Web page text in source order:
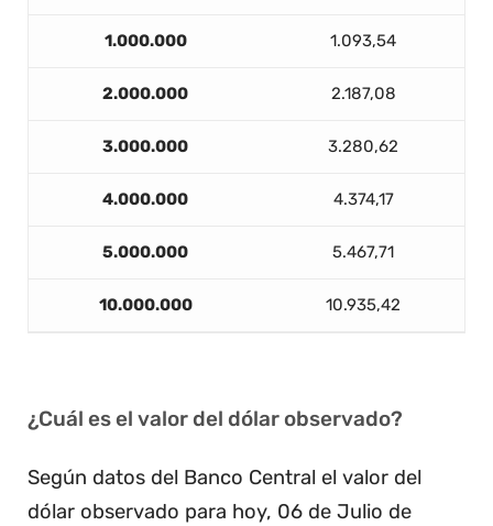
1.000.000 1.093,54
2.000.000 2.187,08
3.000.000 3.280,62
4.000.000 4.374,17
5.000.000 5.467,71
10.000.000 10.935,42
¿Cuál es el valor del dólar observado?
Según datos del Banco Central el valor del
dólar observado para hoy, 06 de Julio de